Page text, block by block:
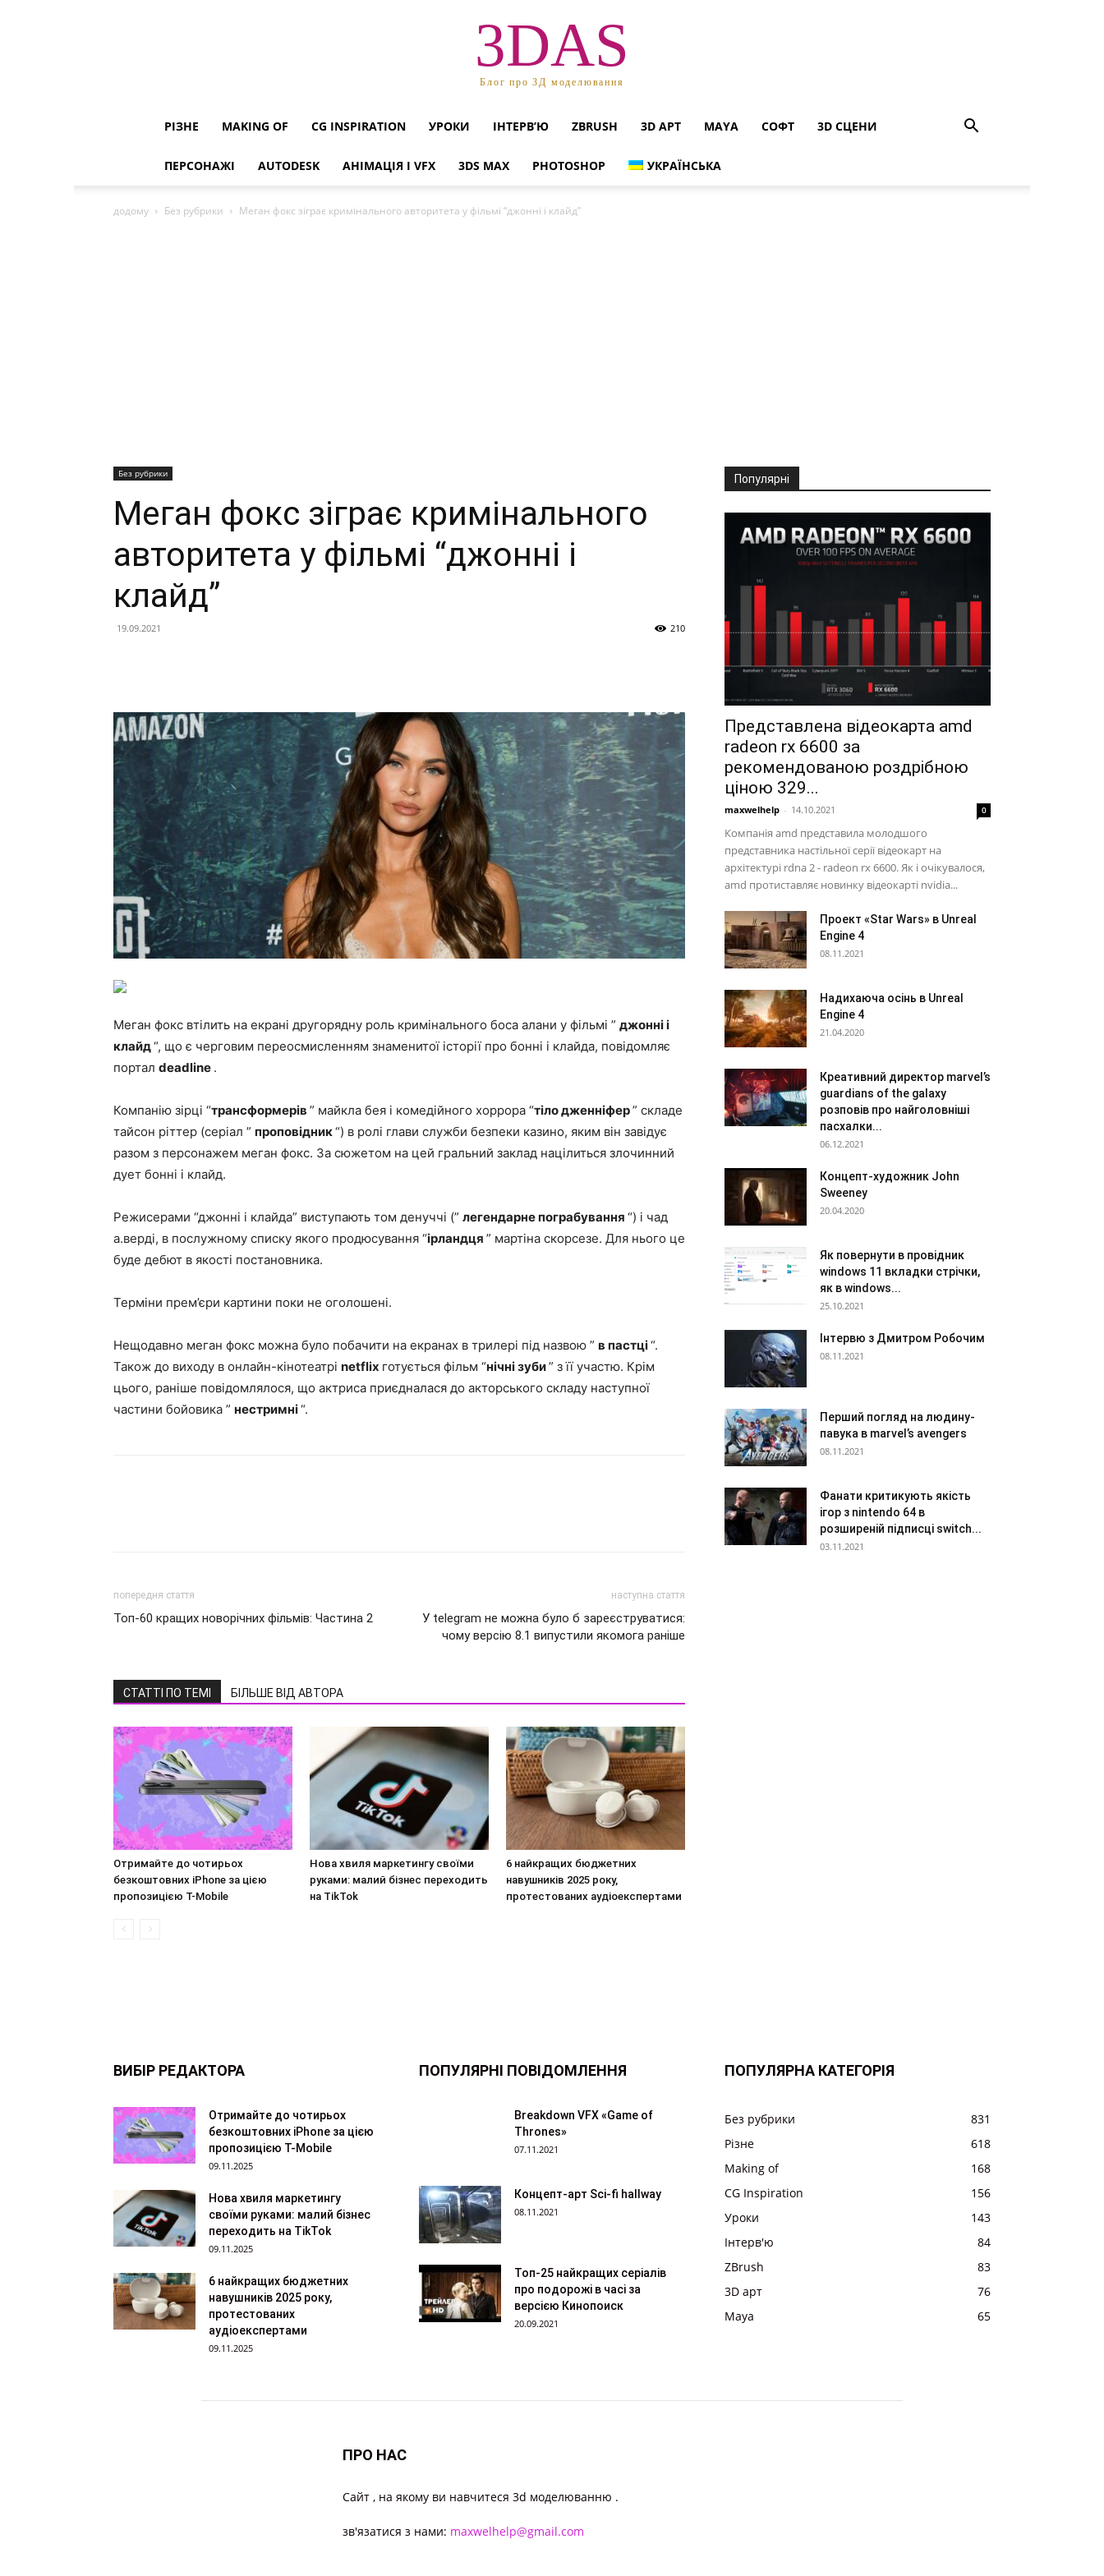
3DAS
Блог про 3Д моделювання
РІЗНЕ MAKING OF CG INSPIRATION УРОКИ ІНТЕРВ’Ю ZBRUSH 3D АРТ MAYA СОФТ 3D СЦЕНИ
ПЕРСОНАЖІ AUTODESK АНІМАЦІЯ І VFX 3DS MAX PHOTOSHOP УКРАЇНСЬКА
додому Без рубрики Меган фокс зіграє кримінального авторитета у фільмі “джонні і клайд”
Без рубрики
Меган фокс зіграє кримінального
авторитета у фільмі “джонні і
клайд”
19.09.2021 210
Меган фокс втілить на екрані другорядну роль кримінального боса алани у фільмі ” джонні і
клайд“, що є черговим переосмисленням знаменитої історії про бонні і клайда, повідомляє
портал deadline .
Компанію зірці “трансформерів ” майкла бея і комедійного хоррора “тіло дженніфер” складе
тайсон ріттер (серіал ” проповідник“) в ролі глави служби безпеки казино, яким він завідує
разом з персонажем меган фокс. За сюжетом на цей гральний заклад націлиться злочинний
дует бонні і клайд.
Режисерами “джонні і клайда” виступають том денуччі (” легендарне пограбування “) і чад
а.верді, в послужному списку якого продюсування “ірландця ” мартіна скорсезе. Для нього це
буде дебют в якості постановника.
Терміни прем’єри картини поки не оголошені.
Нещодавно меган фокс можна було побачити на екранах в трилері під назвою ” в пастці“.
Також до виходу в онлайн-кінотеатрі netflix готується фільм “нічні зуби” з її участю. Крім
цього, раніше повідомлялося, що актриса приєдналася до акторського складу наступної
частини бойовика ” нестримні“.
попередня стаття
Топ-60 кращих новорічних фільмів: Частина 2
наступна стаття
У telegram не можна було б зареєструватися:
чому версію 8.1 випустили якомога раніше
СТАТТІ ПО ТЕМІ БІЛЬШЕ ВІД АВТОРА
Отримайте до чотирьох
безкоштовних iPhone за цією
пропозицією T-Mobile
Нова хвиля маркетингу своїми
руками: малий бізнес переходить
на TikTok
6 найкращих бюджетних
навушників 2025 року,
протестованих аудіоекспертами
Популярні
Представлена відеокарта amd
radeon rx 6600 за
рекомендованою роздрібною
ціною 329...
maxwelhelp - 14.10.2021 0
Компанія amd представила молодшого
представника настільної серії відеокарт на
архітектурі rdna 2 - radeon rx 6600. Як і очікувалося,
amd протиставляє новинку відеокарті nvidia...
Проект «Star Wars» в Unreal
Engine 4
08.11.2021
Надихаюча осінь в Unreal
Engine 4
21.04.2020
Креативний директор marvel’s
guardians of the galaxy
розповів про найголовніші
пасхалки...
06.12.2021
Концепт-художник John
Sweeney
20.04.2020
Як повернути в провідник
windows 11 вкладки стрічки,
як в windows...
25.10.2021
Інтервю з Дмитром Робочим
08.11.2021
Перший погляд на людину-
павука в marvel’s avengers
08.11.2021
Фанати критикують якість
ігор з nintendo 64 в
розширеній підписці switch...
03.11.2021
ВИБІР РЕДАКТОРА
Отримайте до чотирьох
безкоштовних iPhone за цією
пропозицією T-Mobile
09.11.2025
Нова хвиля маркетингу
своїми руками: малий бізнес
переходить на TikTok
09.11.2025
6 найкращих бюджетних
навушників 2025 року,
протестованих
аудіоекспертами
09.11.2025
ПОПУЛЯРНІ ПОВІДОМЛЕННЯ
Breakdown VFX «Game of
Thrones»
07.11.2021
Концепт-арт Sci-fi hallway
08.11.2021
Топ-25 найкращих серіалів
про подорожі в часі за
версією Кинопоиск
20.09.2021
ПОПУЛЯРНА КАТЕГОРІЯ
Без рубрики
831
Різне
618
Making of
168
CG Inspiration
156
Уроки
143
Інтерв'ю
84
ZBrush
83
3D арт
76
Maya
65
ПРО НАС
Cайт , на якому ви навчитеся 3d моделюванню .
зв'язатися з нами: maxwelhelp@gmail.com